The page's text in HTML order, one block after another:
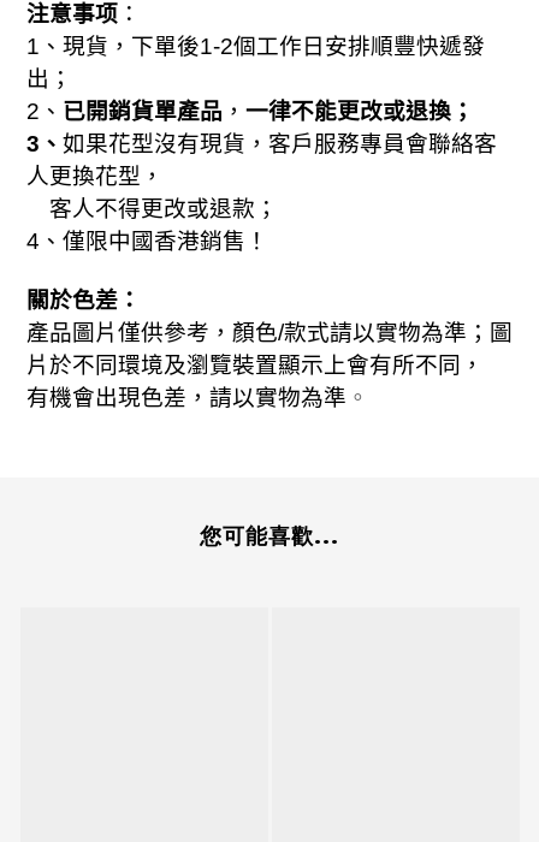
注意事项 ：
1 、現貨，下單後1-2個工作日安排順豐快遞發
出；
2 、 已開銷貨單產品 ， 一律不能更改或退換；
3 、 如果花型沒有現貨，客戶服務專員會聯絡客
人更換花型，
客人不得更改或退款；
4 、僅限中國香港銷售！
關於色差：
產品圖片僅供參考，顏色/款式請以實物為準 ； 圖
片於不同環境及瀏覽裝置顯示上會有所不同，
有機會出現色差，請以實物為準 。
您可能喜歡...